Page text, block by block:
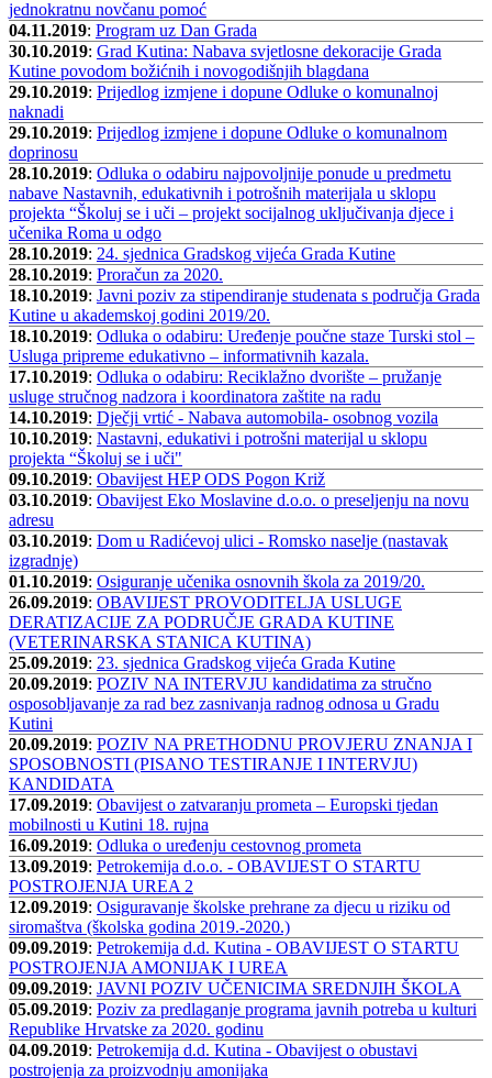
jednokratnu novčanu pomoć
04.11.2019: Program uz Dan Grada
30.10.2019: Grad Kutina: Nabava svjetlosne dekoracije Grada
Kutine povodom božićnih i novogodišnjih blagdana
29.10.2019: Prijedlog izmjene i dopune Odluke o komunalnoj
naknadi
29.10.2019: Prijedlog izmjene i dopune Odluke o komunalnom
doprinosu
28.10.2019: Odluka o odabiru najpovoljnije ponude u predmetu
nabave Nastavnih, edukativnih i potrošnih materijala u sklopu
projekta “Školuj se i uči – projekt socijalnog uključivanja djece i
učenika Roma u odgo
28.10.2019: 24. sjednica Gradskog vijeća Grada Kutine
28.10.2019: Proračun za 2020.
18.10.2019: Javni poziv za stipendiranje studenata s područja Grada
Kutine u akademskoj godini 2019/20.
18.10.2019: Odluka o odabiru: Uređenje poučne staze Turski stol –
Usluga pripreme edukativno – informativnih kazala.
17.10.2019: Odluka o odabiru: Reciklažno dvorište – pružanje
usluge stručnog nadzora i koordinatora zaštite na radu
14.10.2019: Dječji vrtić - Nabava automobila- osobnog vozila
10.10.2019: Nastavni, edukativi i potrošni materijal u sklopu
projekta “Školuj se i uči"
09.10.2019: Obavijest HEP ODS Pogon Križ
03.10.2019: Obavijest Eko Moslavine d.o.o. o preseljenju na novu
adresu
03.10.2019: Dom u Radićevoj ulici - Romsko naselje (nastavak
izgradnje)
01.10.2019: Osiguranje učenika osnovnih škola za 2019/20.
26.09.2019: OBAVIJEST PROVODITELJA USLUGE
DERATIZACIJE ZA PODRUČJE GRADA KUTINE
(VETERINARSKA STANICA KUTINA)
25.09.2019: 23. sjednica Gradskog vijeća Grada Kutine
20.09.2019: POZIV NA INTERVJU kandidatima za stručno
osposobljavanje za rad bez zasnivanja radnog odnosa u Gradu
Kutini
20.09.2019: POZIV NA PRETHODNU PROVJERU ZNANJA I
SPOSOBNOSTI (PISANO TESTIRANJE I INTERVJU)
KANDIDATA
17.09.2019: Obavijest o zatvaranju prometa – Europski tjedan
mobilnosti u Kutini 18. rujna
16.09.2019: Odluka o uređenju cestovnog prometa
13.09.2019: Petrokemija d.o.o. - OBAVIJEST O STARTU
POSTROJENJA UREA 2
12.09.2019: Osiguravanje školske prehrane za djecu u riziku od
siromaštva (školska godina 2019.-2020.)
09.09.2019: Petrokemija d.d. Kutina - OBAVIJEST O STARTU
POSTROJENJA AMONIJAK I UREA
09.09.2019: JAVNI POZIV UČENICIMA SREDNJIH ŠKOLA
05.09.2019: Poziv za predlaganje programa javnih potreba u kulturi
Republike Hrvatske za 2020. godinu
04.09.2019: Petrokemija d.d. Kutina - Obavijest o obustavi
postrojenja za proizvodnju amonijaka